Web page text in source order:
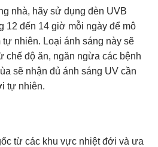
nhà, hãy sử dụng đèn UVB
12 đến 14 giờ mỗi ngày để mô
nhiên. Loại ánh sáng này sẽ
chế độ ăn, ngăn ngừa các bệnh
sẽ nhận đủ ánh sáng UV cần
tự nhiên.
từ các khu vực nhiệt đới và ưa